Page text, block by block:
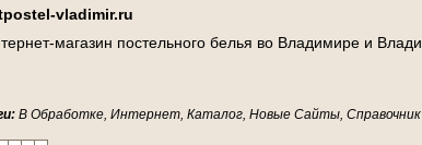
postel-vladimir.ru
тернет-магазин постельного белья во Владимире и Влади
В Обработке, Интернет, Каталог, Новые Сайты, Справочник